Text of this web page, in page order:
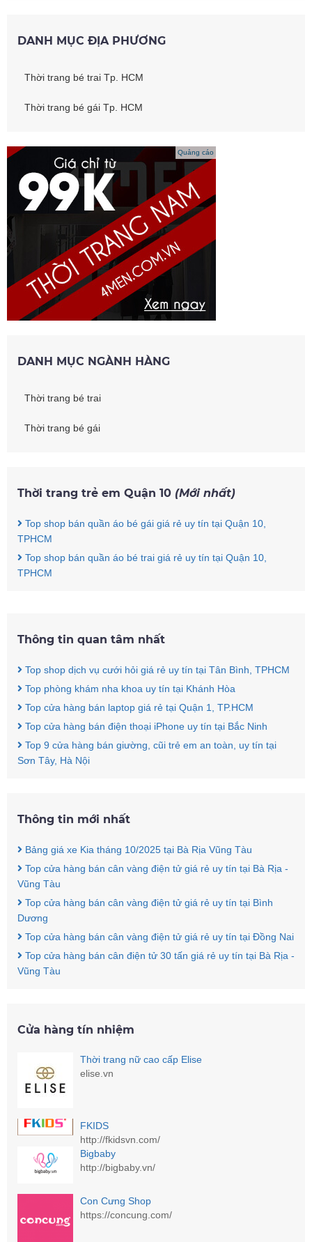
DANH MỤC ĐỊA PHƯƠNG
Thời trang bé trai Tp. HCM
Thời trang bé gái Tp. HCM
Quảng cáo
DANH MỤC NGÀNH HÀNG
Thời trang bé trai
Thời trang bé gái
Thời trang trẻ em Quận 10 (Mới nhất)
Top shop bán quần áo bé gái giá rẻ uy tín tại Quận 10,
TPHCM
Top shop bán quần áo bé trai giá rẻ uy tín tại Quận 10,
TPHCM
Thông tin quan tâm nhất
Top shop dịch vụ cưới hỏi giá rẻ uy tín tại Tân Bình, TPHCM
Top phòng khám nha khoa uy tín tại Khánh Hòa
Top cửa hàng bán laptop giá rẻ tại Quận 1, TP.HCM
Top cửa hàng bán điện thoại iPhone uy tín tại Bắc Ninh
Top 9 cửa hàng bán giường, cũi trẻ em an toàn, uy tín tại
Sơn Tây, Hà Nội
Thông tin mới nhất
Bảng giá xe Kia tháng 10/2025 tại Bà Rịa Vũng Tàu
Top cửa hàng bán cân vàng điện tử giá rẻ uy tín tại Bà Rịa -
Vũng Tàu
Top cửa hàng bán cân vàng điện tử giá rẻ uy tín tại Bình
Dương
Top cửa hàng bán cân vàng điện tử giá rẻ uy tín tại Đồng Nai
Top cửa hàng bán cân điện tử 30 tấn giá rẻ uy tín tại Bà Rịa -
Vũng Tàu
Cửa hàng tín nhiệm
Thời trang nữ cao cấp Elise
elise.vn
FKIDS
http://fkidsvn.com/
Bigbaby
http://bigbaby.vn/
Con Cưng Shop
https://concung.com/